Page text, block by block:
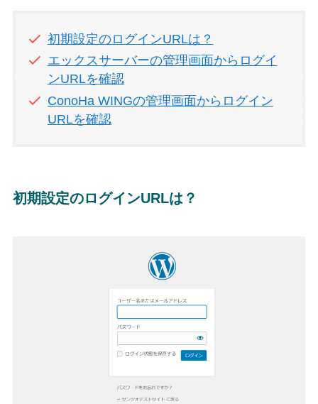
初期設定のログインURLは？
エックスサーバーの管理画面からログイ
ンURLを確認
ConoHa WINGの管理画面からログイン
URLを確認
初期設定のログインURLは？